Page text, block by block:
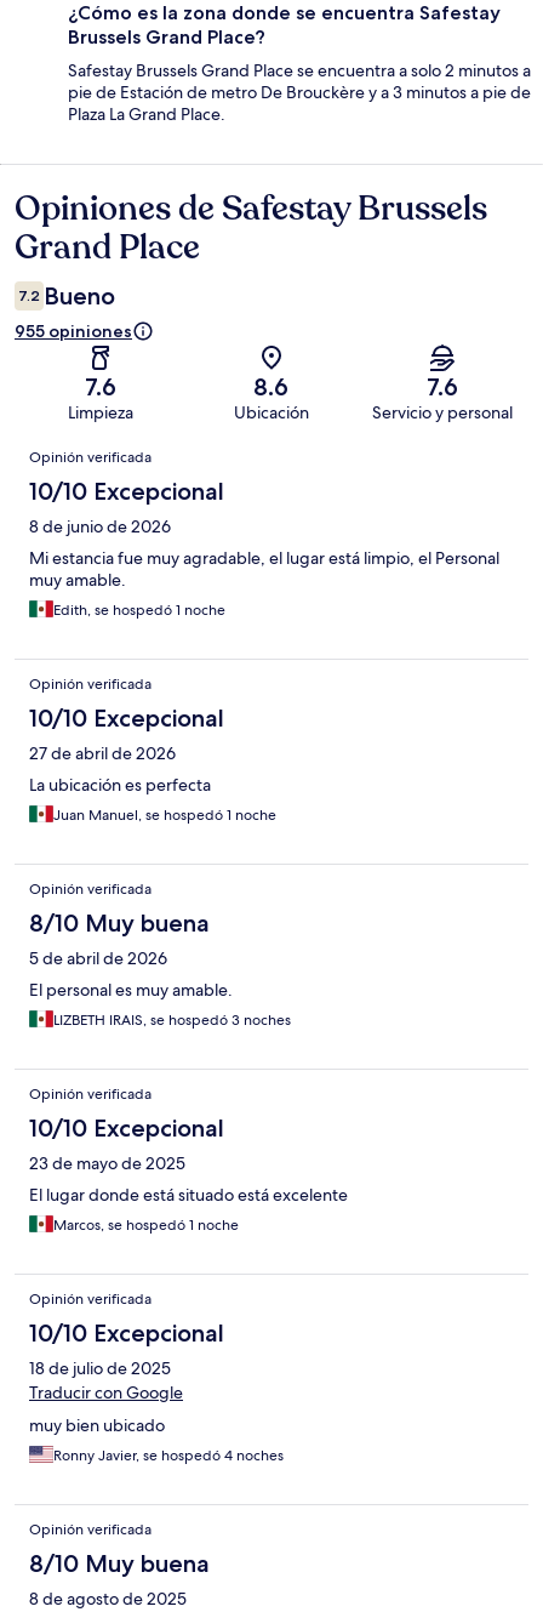
¿Cómo es la zona donde se encuentra Safestay
Brussels Grand Place?
Safestay Brussels Grand Place se encuentra a solo 2 minutos a
pie de Estación de metro De Brouckère y a 3 minutos a pie de
Plaza La Grand Place.
Opiniones
Opiniones de Safestay Brussels
Grand Place
7.2 Bueno
955 opiniones
7.6
Limpieza
8.6
Ubicación
7.6
Servicio y personal
Opiniones
Opinión verificada
10/10 Excepcional
8 de junio de 2026
Mi estancia fue muy agradable, el lugar está limpio, el Personal
muy amable.
Edith, se hospedó 1 noche
Opinión verificada
10/10 Excepcional
27 de abril de 2026
La ubicación es perfecta
Juan Manuel, se hospedó 1 noche
Opinión verificada
8/10 Muy buena
5 de abril de 2026
El personal es muy amable.
LIZBETH IRAIS, se hospedó 3 noches
Opinión verificada
10/10 Excepcional
23 de mayo de 2025
El lugar donde está situado está excelente
Marcos, se hospedó 1 noche
Opinión verificada
10/10 Excepcional
18 de julio de 2025
Traducir con Google
muy bien ubicado
Ronny Javier, se hospedó 4 noches
Opinión verificada
8/10 Muy buena
8 de agosto de 2025